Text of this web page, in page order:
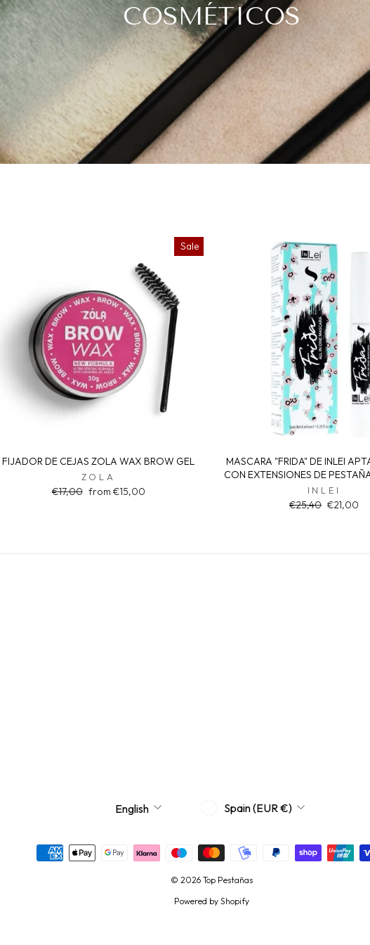
COSMÉTICOS
Sale
FIJADOR DE CEJAS ZOLA WAX BROW GEL
ZOLA
Regular
€17,00 Sale
from €15,00
MASCARA "FRIDA" DE INLEI
CON EXTENSIONES DE
INLEI
Regular
€25,40 Sale
€21,00
LANGUAGE
English CURRENCY
Spain (EUR €)
© 2026 Top Pestañas
Powered by Shopify